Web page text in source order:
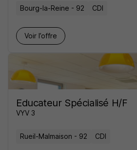
Bourg-la-Reine - 92 CDI
Voir l’offre
Educateur Spécialisé H/F
VYV 3
Rueil-Malmaison - 92 CDI